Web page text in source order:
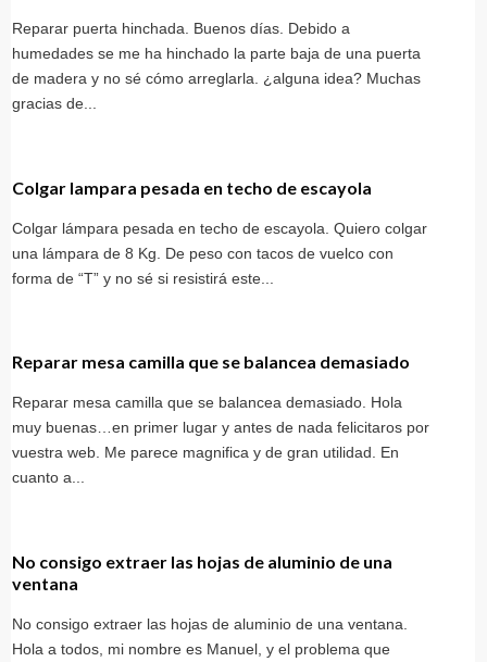
Reparar puerta hinchada. Buenos días. Debido a
humedades se me ha hinchado la parte baja de una puerta
de madera y no sé cómo arreglarla. ¿alguna idea? Muchas
gracias de...
Colgar lampara pesada en techo de escayola
Colgar lámpara pesada en techo de escayola. Quiero colgar
una lámpara de 8 Kg. De peso con tacos de vuelco con
forma de “T” y no sé si resistirá este...
Reparar mesa camilla que se balancea demasiado
Reparar mesa camilla que se balancea demasiado. Hola
muy buenas…en primer lugar y antes de nada felicitaros por
vuestra web. Me parece magnifica y de gran utilidad. En
cuanto a...
No consigo extraer las hojas de aluminio de una
ventana
No consigo extraer las hojas de aluminio de una ventana.
Hola a todos, mi nombre es Manuel, y el problema que